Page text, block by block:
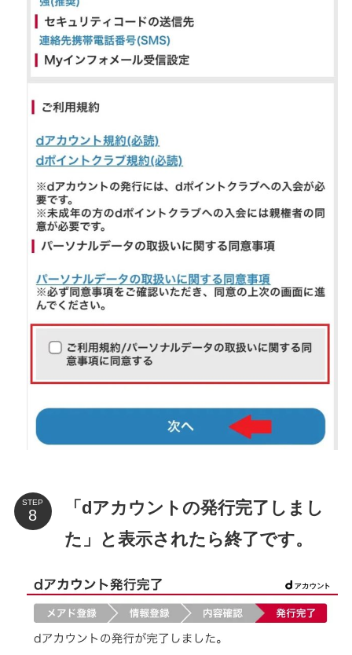
STEP
「dアカウントの発行完了しまし
た」と表示されたら終了です。